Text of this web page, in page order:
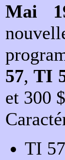
Mai
57,TI
et 300
TI